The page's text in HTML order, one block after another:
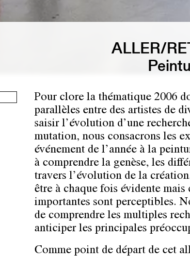
ALLER/
Pour clore la thématique 2006
parallèles entre des artistes de
saisir l’évolution d’une
mutation, nous consacrons les
événement de l’année à la
à comprendre la genèse, les
travers l’évolution de la
être à chaque fois évidente mais
importantes sont perceptibles.
de comprendre les multiples
anticiper les principales
Comme point de départ de cet